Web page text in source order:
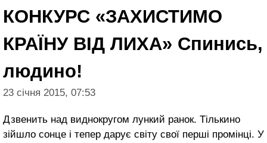
КОНКУРС «ЗАХИСТИМО
КРАЇНУ ВІД ЛИХА» Спинись,
людино!
23 січня 2015, 07:53
Дзвенить над виднокругом лункий ранок. Тількино
зійшло сонце і тепер дарує світу свої перші промінці. У